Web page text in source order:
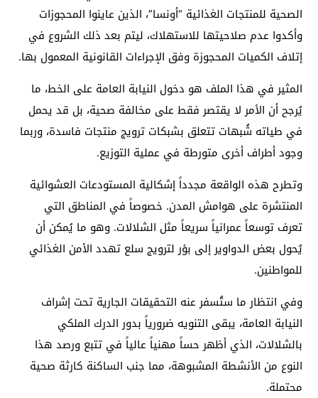
الصحية للمنتجات الغذائية “أونسا”، الذين عاينوا المحجوزات
وأكدوا عدم صلاحيتها للاستهلاك، ليتم بعد ذلك الشروع في
إتلاف الكميات المحجوزة وفق الإجراءات القانونية المعمول بها.
المثير في هذا الملف هو دخول النيابة العامة على الخط، ما
يُرجح أن الأمر لا يقتصر فقط على مخالفة صحية، بل قد يحمل
في طياته شُبهات تتعلق بشبكات ترويج منتجات فاسدة، وربما
وجود أطراف أخرى متورطة في عملية التوزيع.
وتطرح هذه الواقعة مجدداً إشكالية المستودعات العشوائية
المنتشرة على هوامش المدن. خصوصاً في المناطق التي
تعرف توسعاً عمرانياً سريعاً مثل الشلالات. وهو ما يُمكن أن
يُحول بعض الدواوير إلى بؤر لترويج سلع تهدد الأمن الغذائي
للمواطنين.
وفي انتظار ما ستُسفر عنه التحقيقات الجارية تحت إشراف
النيابة العامة، يبقى التنويه ضرورياً بدور الدرك الملكي
بالشلالات، الذي أظهر حساً مهنياً عالياً في تتبع ورصد هذا
النوع من الأنشطة المشبوهة، مما جنب الساكنة كارثة صحية
محتملة.